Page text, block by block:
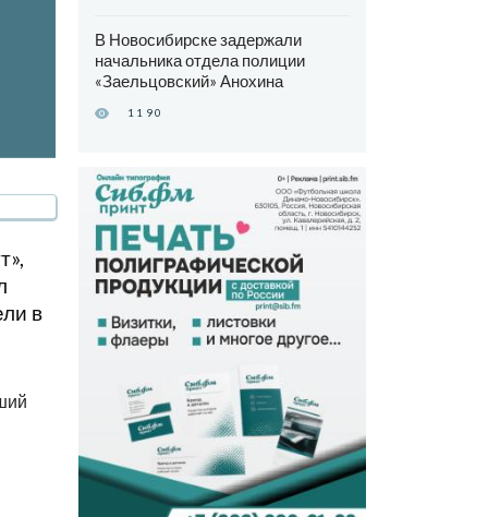
в
В Новосибирске задержали
начальника отдела полиции
«Заельцовский» Анохина
1190